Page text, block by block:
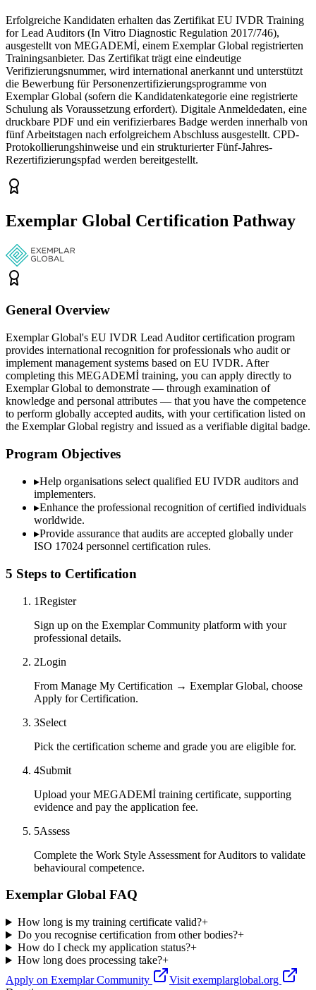
Erfolgreiche Kandidaten erhalten das Zertifikat EU IVDR Training
for Lead Auditors (In Vitro Diagnostic Regulation 2017/746),
ausgestellt von MEGADEMİ, einem Exemplar Global registrierten
Trainingsanbieter. Das Zertifikat trägt eine eindeutige
Verifizierungsnummer, wird international anerkannt und unterstützt
die Bewerbung für Personenzertifizierungsprogramme von
Exemplar Global (sofern die Kandidatenkategorie eine registrierte
Schulung als Voraussetzung erfordert). Digitale Anmeldedaten, eine
druckbare PDF und ein verifizierbares Badge werden innerhalb von
fünf Arbeitstagen nach erfolgreichem Abschluss ausgestellt. CPD-
Protokollierungshinweise und ein strukturierter Fünf-Jahres-
Rezertifizierungspfad werden bereitgestellt.
Exemplar Global Certification Pathway
General Overview
Exemplar Global's EU IVDR Lead Auditor certification program
provides international recognition for professionals who audit or
implement management systems based on EU IVDR. After
completing this MEGADEMİ training, you can apply directly to
Exemplar Global to demonstrate — through examination of
knowledge and personal attributes — that you have the competence
to perform globally accepted audits, with your certification listed on
the Exemplar Global registry and issued as a verifiable digital badge.
Program Objectives
▸Help organisations select qualified EU IVDR auditors and
implementers.
▸Enhance the professional recognition of certified individuals
worldwide.
▸Provide assurance that audits are accepted globally under
ISO 17024 personnel certification rules.
5 Steps to Certification
1Register
Sign up on the Exemplar Community platform with your
professional details.
2Login
From Manage My Certification → Exemplar Global, choose
Apply for Certification.
3Select
Pick the certification scheme and grade you are eligible for.
4Submit
Upload your MEGADEMİ training certificate, supporting
evidence and pay the application fee.
5Assess
Complete the Work Style Assessment for Auditors to validate
behavioural competence.
Exemplar Global FAQ
How long is my training certificate valid?+
Do you recognise certification from other bodies?+
How do I check my application status?+
How long does processing take?+
Apply on Exemplar Community
Visit exemplarglobal.org